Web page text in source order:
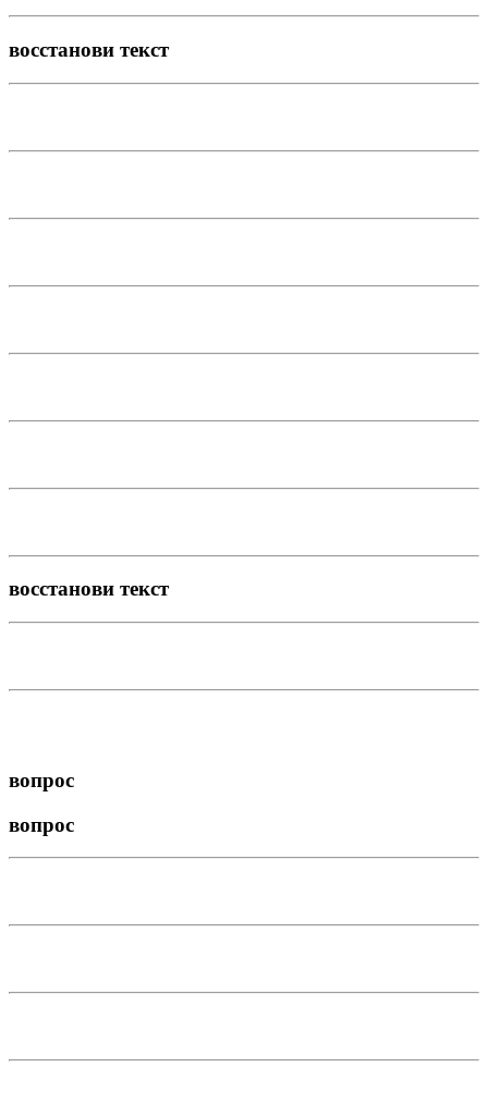
восстанови текст
восстанови текст
вопрос
вопрос